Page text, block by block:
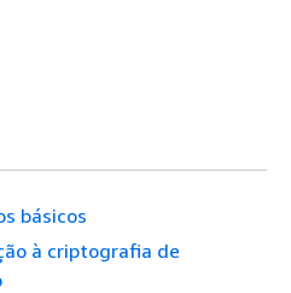
básicos
à criptografia de